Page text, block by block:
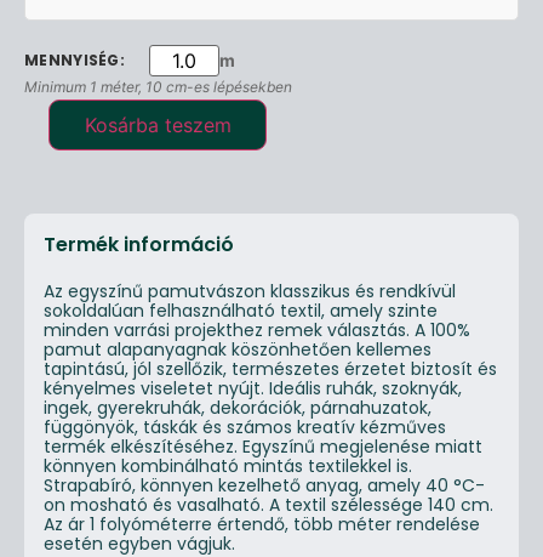
m
Minimum 1 méter, 10 cm-es lépésekben
Kosárba teszem
Termék információ
Az egyszínű pamutvászon klasszikus és rendkívül
sokoldalúan felhasználható textil, amely szinte
minden varrási projekthez remek választás. A 100%
pamut alapanyagnak köszönhetően kellemes
tapintású, jól szellőzik, természetes érzetet biztosít és
kényelmes viseletet nyújt. Ideális ruhák, szoknyák,
ingek, gyerekruhák, dekorációk, párnahuzatok,
függönyök, táskák és számos kreatív kézműves
termék elkészítéséhez. Egyszínű megjelenése miatt
könnyen kombinálható mintás textilekkel is.
Strapabíró, könnyen kezelhető anyag, amely 40 °C-
on mosható és vasalható. A textil szélessége 140 cm.
Az ár 1 folyóméterre értendő, több méter rendelése
esetén egyben vágjuk.